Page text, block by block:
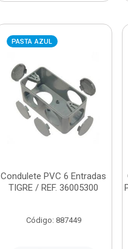
PASTA AZUL
Condulete PVC 6 Entradas
TIGRE / REF. 36005300
Código: 887449